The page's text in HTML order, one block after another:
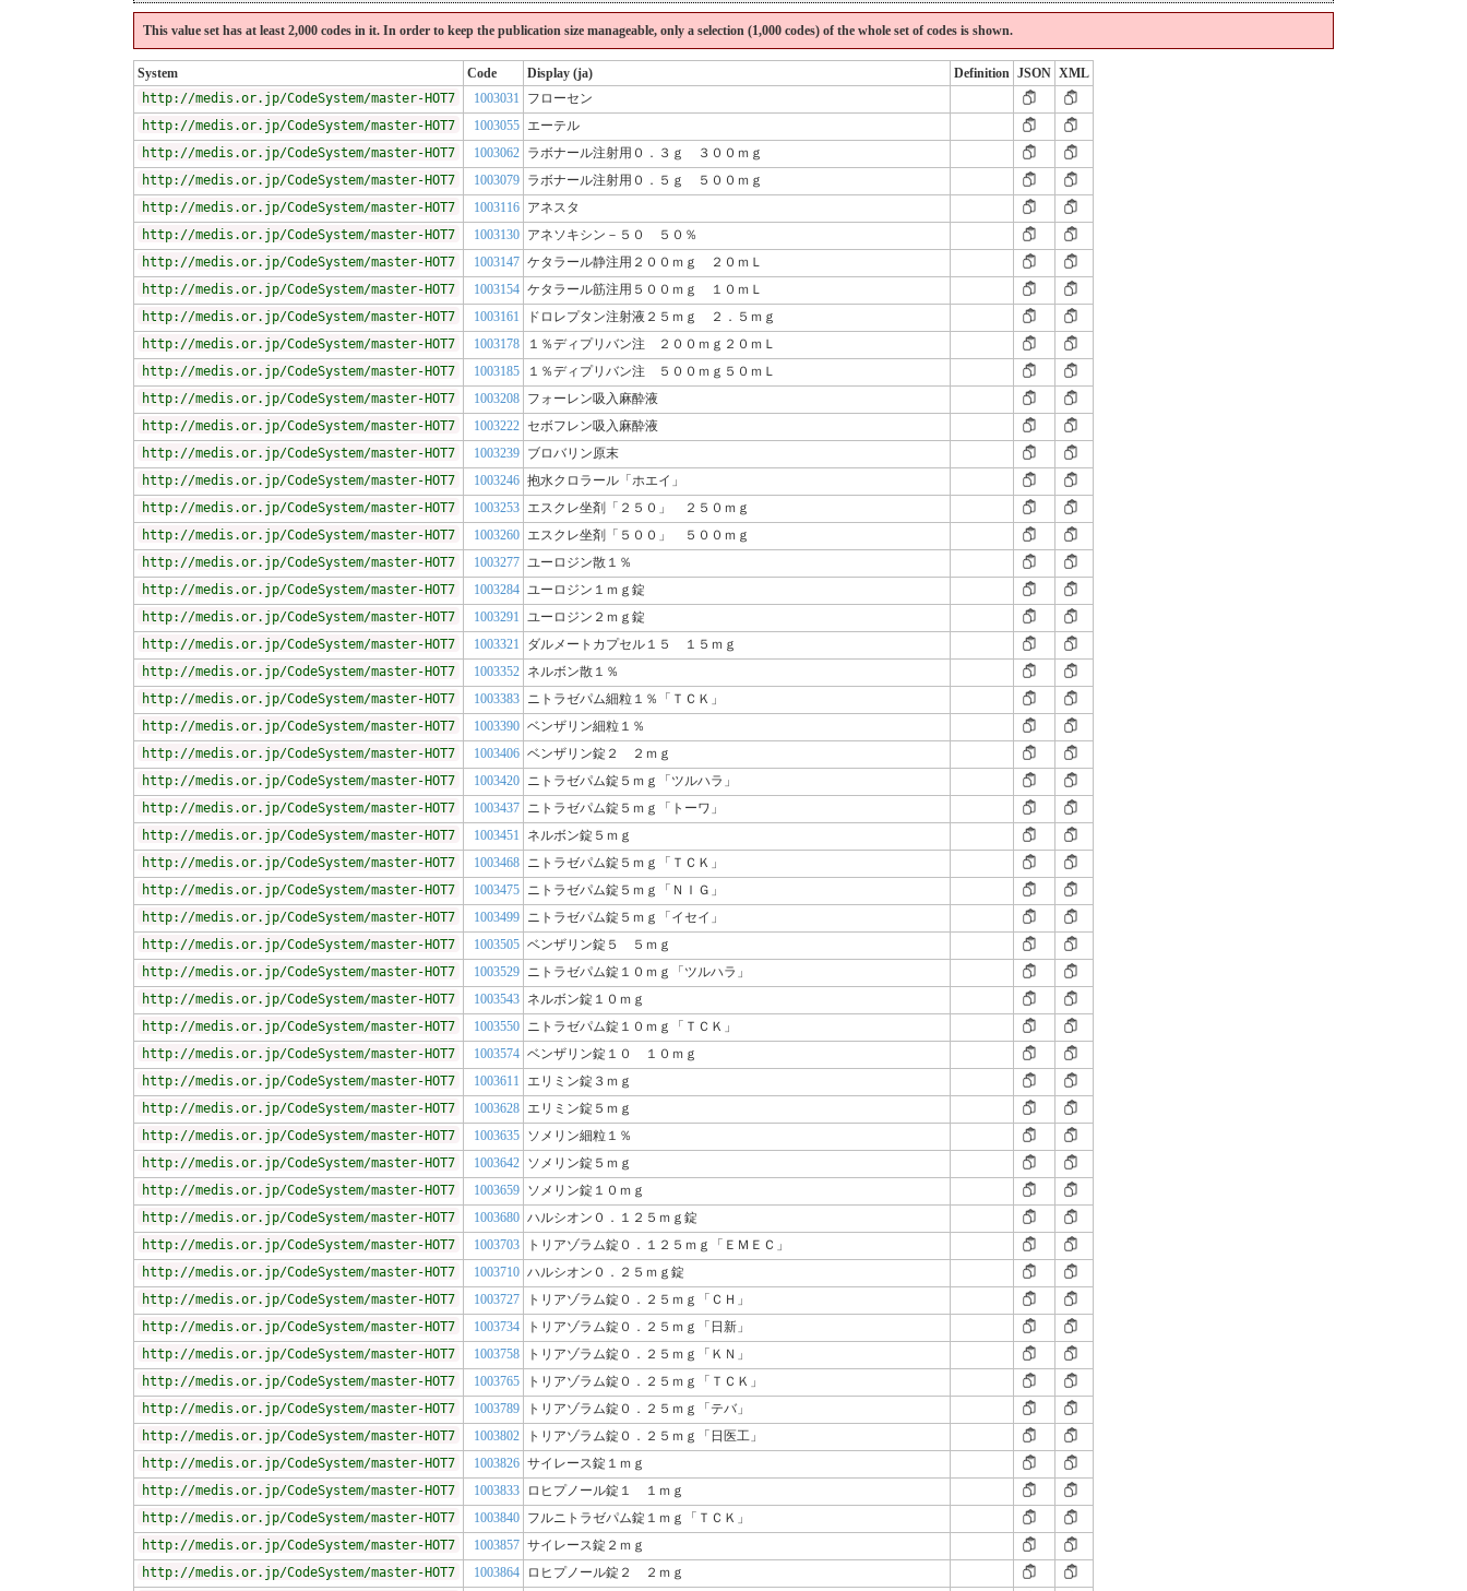
This value set has at least 2,000 codes in it. In order to keep the publication size manageable, only a selection (1,000 codes) of the whole set of codes is shown.
System Code Display (ja) Definition JSON XML
http://medis.or.jp/CodeSystem/master-HOT7
1003031
フローセン
http://medis.or.jp/CodeSystem/master-HOT7
1003055 エーテル
http://medis.or.jp/CodeSystem/master-HOT7
1003062 ラボナール注射用０．３ｇ ３００ｍｇ
http://medis.or.jp/CodeSystem/master-HOT7
1003079 ラボナール注射用０．５ｇ ５００ｍｇ
http://medis.or.jp/CodeSystem/master-HOT7
1003116 アネスタ
http://medis.or.jp/CodeSystem/master-HOT7
1003130 アネソキシン－５０ ５０％
http://medis.or.jp/CodeSystem/master-HOT7
1003147 ケタラール静注用２００ｍｇ ２０ｍＬ
http://medis.or.jp/CodeSystem/master-HOT7
1003154 ケタラール筋注用５００ｍｇ １０ｍＬ
http://medis.or.jp/CodeSystem/master-HOT7
1003161
ドロレプタン注射液２５ｍｇ ２．５ｍｇ
http://medis.or.jp/CodeSystem/master-HOT7
1003178
１％ディプリバン注 ２００ｍｇ２０ｍＬ
http://medis.or.jp/CodeSystem/master-HOT7
1003185
１％ディプリバン注 ５００ｍｇ５０ｍＬ
http://medis.or.jp/CodeSystem/master-HOT7
1003208 フォーレン吸入麻酔液
http://medis.or.jp/CodeSystem/master-HOT7
1003222 セボフレン吸入麻酔液
http://medis.or.jp/CodeSystem/master-HOT7
1003239 ブロバリン原末
http://medis.or.jp/CodeSystem/master-HOT7
1003246 抱水クロラール「ホエイ」
http://medis.or.jp/CodeSystem/master-HOT7
1003253 エスクレ坐剤「２５０」 ２５０ｍｇ
http://medis.or.jp/CodeSystem/master-HOT7
1003260 エスクレ坐剤「５００」 ５００ｍｇ
http://medis.or.jp/CodeSystem/master-HOT7
1003277 ユーロジン散１％
http://medis.or.jp/CodeSystem/master-HOT7
1003284 ユーロジン１ｍｇ錠
http://medis.or.jp/CodeSystem/master-HOT7
1003291 ユーロジン２ｍｇ錠
http://medis.or.jp/CodeSystem/master-HOT7
1003321
ダルメートカプセル１５ １５ｍｇ
http://medis.or.jp/CodeSystem/master-HOT7
1003352 ネルボン散１％
http://medis.or.jp/CodeSystem/master-HOT7
1003383 ニトラゼパム細粒１％「ＴＣＫ」
http://medis.or.jp/CodeSystem/master-HOT7
1003390 ベンザリン細粒１％
http://medis.or.jp/CodeSystem/master-HOT7
1003406 ベンザリン錠２ ２ｍｇ
http://medis.or.jp/CodeSystem/master-HOT7
1003420 ニトラゼパム錠５ｍｇ「ツルハラ」
http://medis.or.jp/CodeSystem/master-HOT7
1003437 ニトラゼパム錠５ｍｇ「トーワ」
http://medis.or.jp/CodeSystem/master-HOT7
1003451
ネルボン錠５ｍｇ
http://medis.or.jp/CodeSystem/master-HOT7
1003468 ニトラゼパム錠５ｍｇ「ＴＣＫ」
http://medis.or.jp/CodeSystem/master-HOT7
1003475 ニトラゼパム錠５ｍｇ「ＮＩＧ」
http://medis.or.jp/CodeSystem/master-HOT7
1003499 ニトラゼパム錠５ｍｇ「イセイ」
http://medis.or.jp/CodeSystem/master-HOT7
1003505 ベンザリン錠５ ５ｍｇ
http://medis.or.jp/CodeSystem/master-HOT7
1003529 ニトラゼパム錠１０ｍｇ「ツルハラ」
http://medis.or.jp/CodeSystem/master-HOT7
1003543 ネルボン錠１０ｍｇ
http://medis.or.jp/CodeSystem/master-HOT7
1003550 ニトラゼパム錠１０ｍｇ「ＴＣＫ」
http://medis.or.jp/CodeSystem/master-HOT7
1003574 ベンザリン錠１０ １０ｍｇ
http://medis.or.jp/CodeSystem/master-HOT7
1003611
エリミン錠３ｍｇ
http://medis.or.jp/CodeSystem/master-HOT7
1003628 エリミン錠５ｍｇ
http://medis.or.jp/CodeSystem/master-HOT7
1003635 ソメリン細粒１％
http://medis.or.jp/CodeSystem/master-HOT7
1003642 ソメリン錠５ｍｇ
http://medis.or.jp/CodeSystem/master-HOT7
1003659 ソメリン錠１０ｍｇ
http://medis.or.jp/CodeSystem/master-HOT7
1003680 ハルシオン０．１２５ｍｇ錠
http://medis.or.jp/CodeSystem/master-HOT7
1003703
トリアゾラム錠０．１２５ｍｇ「ＥＭＥＣ」
http://medis.or.jp/CodeSystem/master-HOT7
1003710 ハルシオン０．２５ｍｇ錠
http://medis.or.jp/CodeSystem/master-HOT7
1003727
トリアゾラム錠０．２５ｍｇ「ＣＨ」
http://medis.or.jp/CodeSystem/master-HOT7
1003734
トリアゾラム錠０．２５ｍｇ「日新」
http://medis.or.jp/CodeSystem/master-HOT7
1003758
トリアゾラム錠０．２５ｍｇ「ＫＮ」
http://medis.or.jp/CodeSystem/master-HOT7
1003765
トリアゾラム錠０．２５ｍｇ「ＴＣＫ」
http://medis.or.jp/CodeSystem/master-HOT7
1003789
トリアゾラム錠０．２５ｍｇ「テバ」
http://medis.or.jp/CodeSystem/master-HOT7
1003802
トリアゾラム錠０．２５ｍｇ「日医工」
http://medis.or.jp/CodeSystem/master-HOT7
1003826 サイレース錠１ｍｇ
http://medis.or.jp/CodeSystem/master-HOT7
1003833
ロヒプノール錠１ １ｍｇ
http://medis.or.jp/CodeSystem/master-HOT7
1003840 フルニトラゼパム錠１ｍｇ「ＴＣＫ」
http://medis.or.jp/CodeSystem/master-HOT7
1003857 サイレース錠２ｍｇ
http://medis.or.jp/CodeSystem/master-HOT7
1003864
ロヒプノール錠２ ２ｍｇ